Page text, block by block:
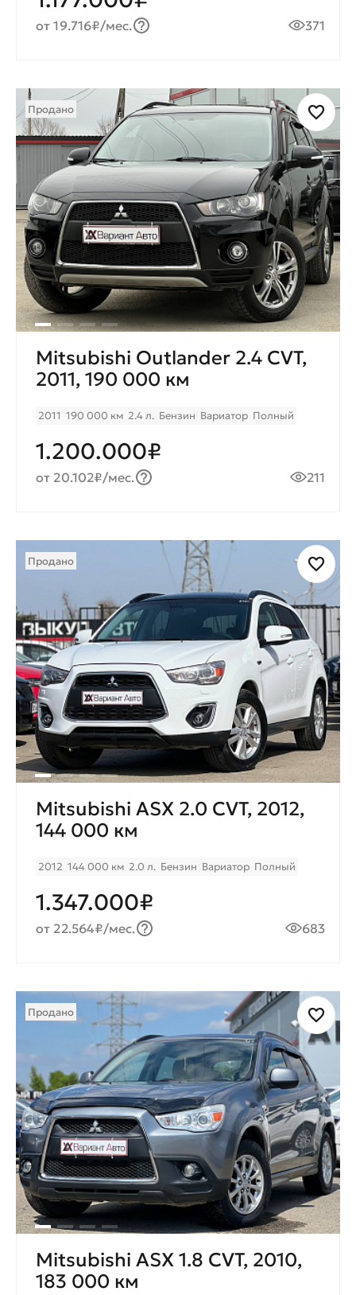
от 19.716₽/мес. 371
Продано
Mitsubishi Outlander 2.4 CVT,
2011, 190 000 км
2011 190 000 км 2.4 л. Бензин Вариатор Полный
1.200.000₽
от 20.102₽/мес. 211
Продано
Mitsubishi ASX 2.0 CVT, 2012,
144 000 км
2012 144 000 км 2.0 л. Бензин Вариатор Полный
1.347.000₽
от 22.564₽/мес. 683
Продано
Mitsubishi ASX 1.8 CVT, 2010,
183 000 км